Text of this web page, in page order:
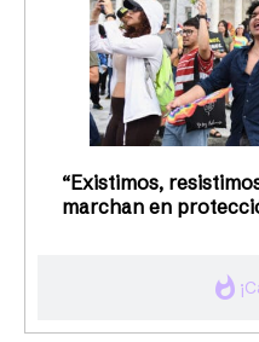
whatshot
“Existimos,
marchan en